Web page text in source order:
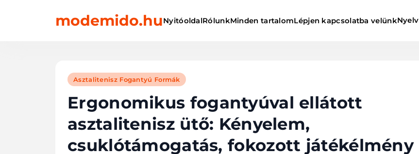
modemido.huNyitóoldalRólunkMinden tartalomLépjen kapcsolatba velünkNyelv
Asztalitenisz Fogantyú Formák
Ergonomikus fogantyúval ellátott
asztalitenisz ütő: Kényelem,
csuklótámogatás, fokozott játékélmény